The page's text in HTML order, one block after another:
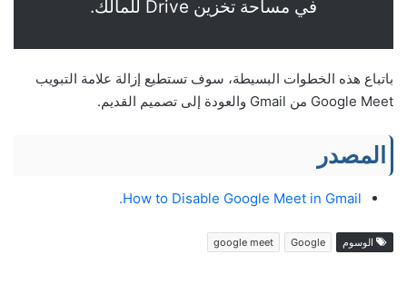
في مساحة تخزين Drive للمالك.
باتباع هذه الخطوات البسيطة، سوف تستطيع إزالة علامة التبويب
Google Meet من Gmail والعودة إلى تصميم القديم.
المصدر
How to Disable Google Meet in Gmail.
الوسوم Google
google meet